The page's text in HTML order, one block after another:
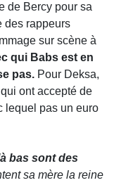
de Bercy pour sa
des rappeurs
sur scène à
qui Babs est en
pas. Pour Deksa,
ont accepté de
lequel pas un euro
bas sont des
sa mère la reine